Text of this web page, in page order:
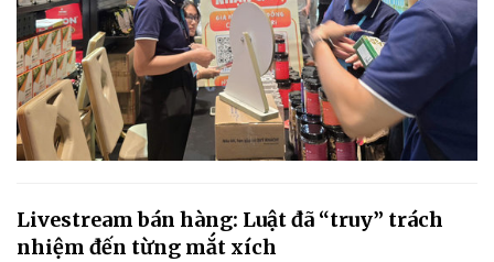
Livestream bán hàng: Luật đã “truy” trách
nhiệm đến từng mắt xích